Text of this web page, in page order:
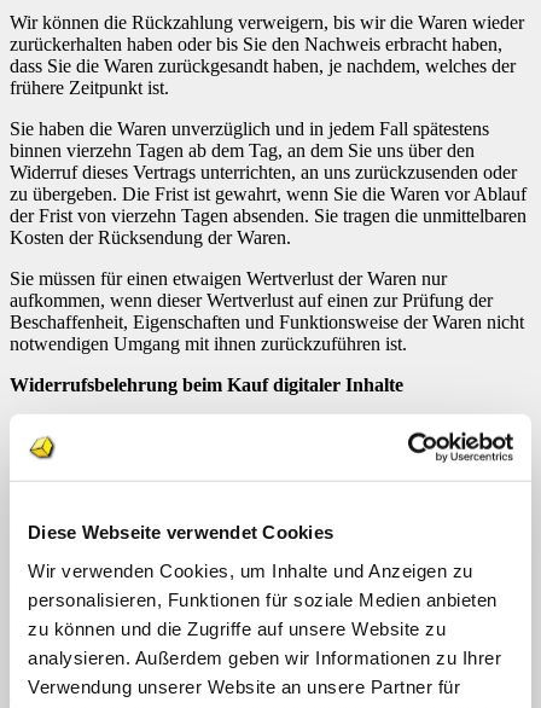
Diese Webseite verwendet Cookies
Wir verwenden Cookies, um Inhalte und Anzeigen zu
personalisieren, Funktionen für soziale Medien anbieten
zu können und die Zugriffe auf unsere Website zu
analysieren. Außerdem geben wir Informationen zu Ihrer
Verwendung unserer Website an unsere Partner für
Wir können die Rückzahlung verweigern, bis wir die Waren wieder
zurückerhalten haben oder bis Sie den Nachweis erbracht haben,
dass Sie die Waren zurückgesandt haben, je nachdem, welches der
frühere Zeitpunkt ist.
Sie haben die Waren unverzüglich und in jedem Fall spätestens
binnen vierzehn Tagen ab dem Tag, an dem Sie uns über den
Widerruf dieses Vertrags unterrichten, an uns zurückzusenden oder
zu übergeben. Die Frist ist gewahrt, wenn Sie die Waren vor Ablauf
der Frist von vierzehn Tagen absenden. Sie tragen die unmittelbaren
Kosten der Rücksendung der Waren.
Sie müssen für einen etwaigen Wertverlust der Waren nur
aufkommen, wenn dieser Wertverlust auf einen zur Prüfung der
Beschaffenheit, Eigenschaften und Funktionsweise der Waren nicht
notwendigen Umgang mit ihnen zurückzuführen ist.
Widerrufsbelehrung beim Kauf digitaler Inhalte
Widerrufsrecht
Gründen diesen Vertrag zu widerrufen.
Die Widerrufsfrist beträgt vierzehn Tage ab dem Tag des
Vertragsabschlusses.
Um Ihr Widerrufsrecht auszuüben, müssen Sie uns (Verlag
Lernkiste, Inhaberin Geraldine Kalberla, Erikastr. 35, 53881
Euskirchen, Tel: 02255/9539211, E-Mai:
info@lern-kiste.de
einer eindeutigen Erklärung (z. B. ein mit der Post versandter Brief,